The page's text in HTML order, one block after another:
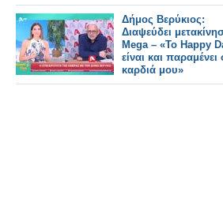
Δήμος Βερύκιος:
Διαψεύδει
Mega – «Το Happy
είναι και παραμένει
καρδιά μου»